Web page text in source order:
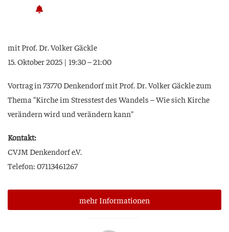
mit Prof. Dr. Vol­ker Gäckle
15. Okto­ber 2025 | 19:30 – 21:00
Vor­trag in 73770 Den­ken­dorf mit Prof. Dr. Vol­ker Gäck­le zum
The­ma “Kir­che im Stress­test des Wan­dels – Wie sich Kir­che
ver­än­dern wird und ver­än­dern kann”
Kon­takt:
CVJM Den­ken­dorf e.V.
Tele­fon: 07113461267
mehr Infor­ma­tio­nen